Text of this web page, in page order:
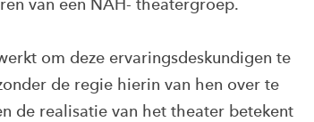
van een NAH- theatergroep.
om deze ervaringsdeskundigen te
de regie hierin van hen over te
de realisatie van het theater betekent